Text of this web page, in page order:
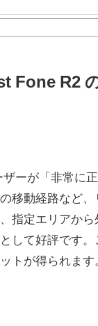
Fone R2
ーが「非常に
移動経路など
指定エリアか
して好評です。
トが得られます